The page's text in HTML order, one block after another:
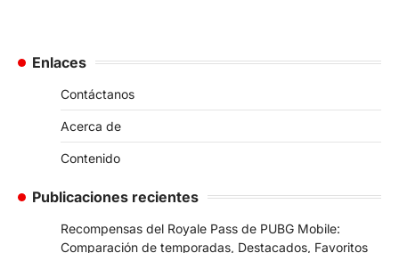
Enlaces
Contáctanos
Acerca de
Contenido
Publicaciones recientes
Recompensas del Royale Pass de PUBG Mobile:
Comparación de temporadas, Destacados, Favoritos